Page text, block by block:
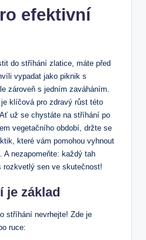
efektivní
do stříhání zlatice, máte před
vypadat jako piknik s
zároveň s jedním zaváháním.
klíčová pro zdravý růst této
už se chystáte na stříhání po
vegetačního období, držte se
které vám pomohou vyhnout
A nezapomeňte: každý tah
rozkvetlý sen ve skutečnost!
je základ
stříhání nevrhejte! Zde je
ruce: